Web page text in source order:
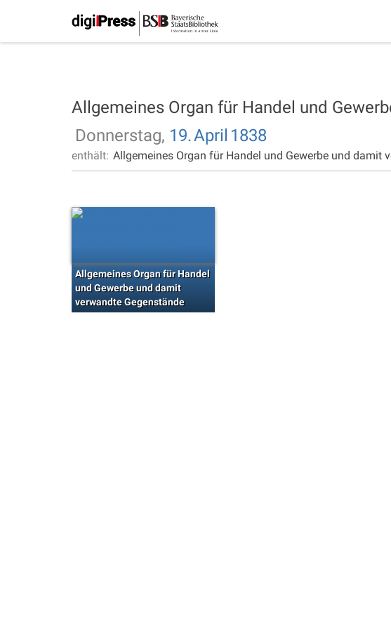
Allgemeines Organ für Handel und
Donnerstag, 19.April 1838
enthält: Allgemeines Organ für Handel und Gewerbe und damit
Allgemeines Organ für Handel
und Gewerbe und damit
verwandte Gegenstände